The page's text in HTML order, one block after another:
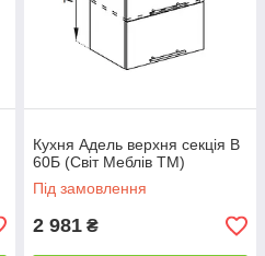
Кухня Адель верхня секція В
60Б (Світ Меблів ТМ)
Під замовлення
2 981 ₴